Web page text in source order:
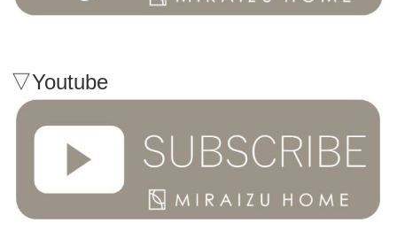
▽Youtube